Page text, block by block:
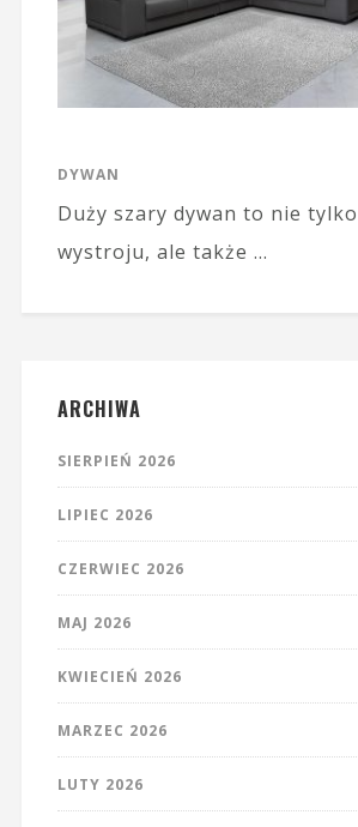
DYWAN
Duży szary dywan to nie
wystroju, ale także …
ARCHIWA
SIERPIEŃ 2026
LIPIEC 2026
CZERWIEC 2026
MAJ 2026
KWIECIEŃ 2026
MARZEC 2026
LUTY 2026